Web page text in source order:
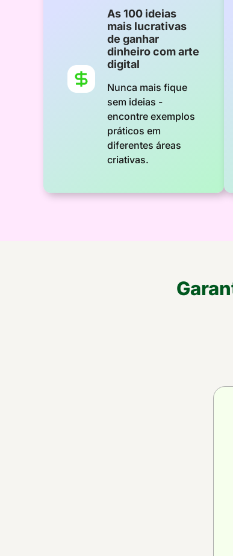
As 100 ideias
mais lucrativas
de ganhar
dinheiro com arte
digital
Nunca mais fique
sem ideias -
encontre exemplos
práticos em
diferentes áreas
criativas.